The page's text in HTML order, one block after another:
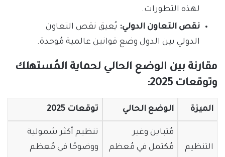
لهذه التطورات.
نقص التعاون الدولي: يُعيق نقص التعاون
الدولي بين الدول وضع قوانين عالمية مُوحدة.
مقارنة بين الوضع الحالي لحماية المُستهلك
وتوقعات 2025:
الميزة الوضع الحالي توقعات 2025
التنظيم
مُتباين وغير
مُكتمل في مُعظم
تنظيم أكثر شمولية
ووضوحًا في مُعظم